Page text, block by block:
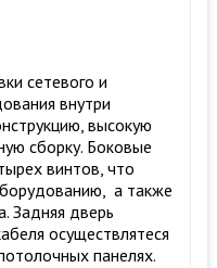
сетевого и
внутри
высокую
сборку. ​Боковые
винтов, что
а также
Задняя дверь
осуществлятеся
панелях.